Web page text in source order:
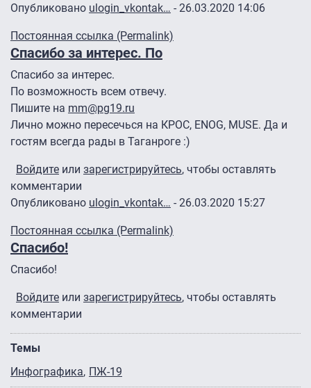
Опубликовано ulogin_vkontak… - 26.03.2020 14:06
Постоянная ссылка (Permalink)
Спасибо за интерес. По
Спасибо за интерес.
По возможность всем отвечу.
Пишите на mm@pg19.ru
Лично можно пересечься на КРОС, ENOG, MUSE. Да и
гостям всегда рады в Таганроге :)
Войдите или зарегистрируйтесь, чтобы оставлять
комментарии
Опубликовано ulogin_vkontak… - 26.03.2020 15:27
Ответ наАнтон, мы связались с автором
Постоянная ссылка (Permalink)
Спасибо!
Спасибо!
Войдите или зарегистрируйтесь, чтобы оставлять
комментарии
Темы
Инфографика ПЖ-19